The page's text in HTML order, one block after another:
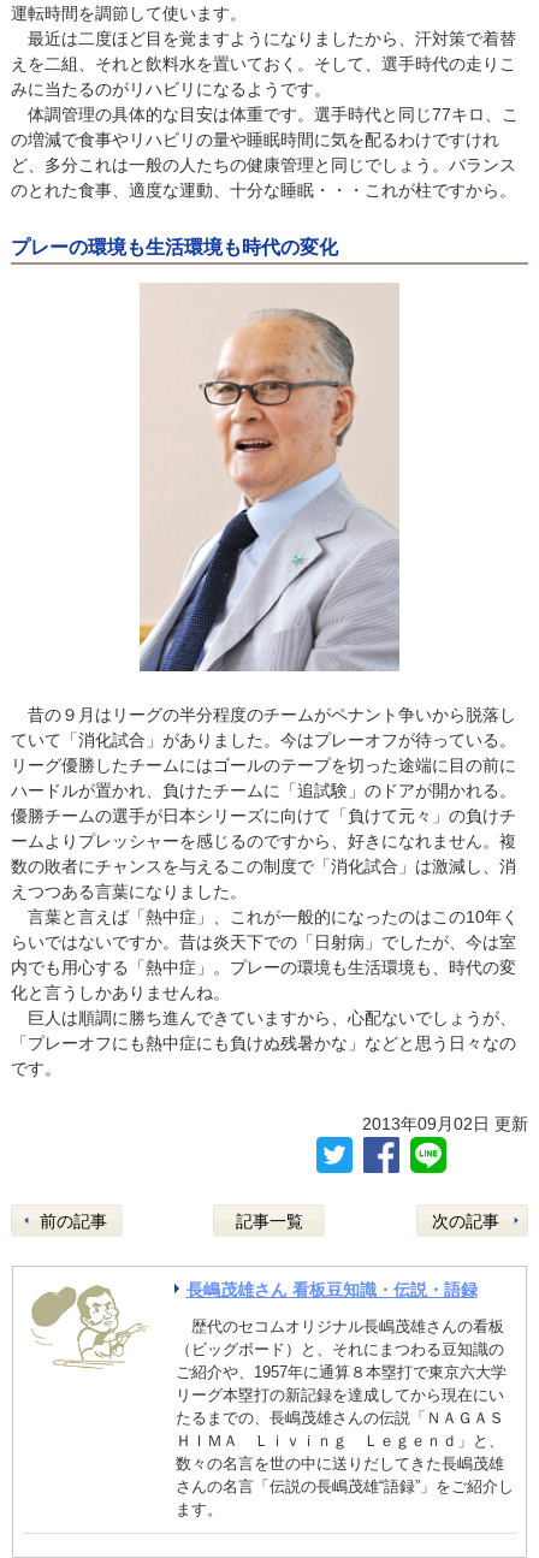
運転時間を調節して使います。
最近は二度ほど目を覚ますようになりましたから、汗対策で着替
えを二組、それと飲料水を置いておく。そして、選手時代の走りこ
みに当たるのがリハビリになるようです。
体調管理の具体的な目安は体重です。選手時代と同じ77キロ、こ
の増減で食事やリハビリの量や睡眠時間に気を配るわけですけれ
ど、多分これは一般の人たちの健康管理と同じでしょう。バランス
のとれた食事、適度な運動、十分な睡眠・・・これが柱ですから。
プレーの環境も生活環境も時代の変化
昔の９月はリーグの半分程度のチームがペナント争いから脱落し
ていて「消化試合」がありました。今はプレーオフが待っている。
リーグ優勝したチームにはゴールのテープを切った途端に目の前に
ハードルが置かれ、負けたチームに「追試験」のドアが開かれる。
優勝チームの選手が日本シリーズに向けて「負けて元々」の負けチ
ームよりプレッシャーを感じるのですから、好きになれません。複
数の敗者にチャンスを与えるこの制度で「消化試合」は激減し、消
えつつある言葉になりました。
言葉と言えば「熱中症」、これが一般的になったのはこの10年く
らいではないですか。昔は炎天下での「日射病」でしたが、今は室
内でも用心する「熱中症」。プレーの環境も生活環境も、時代の変
化と言うしかありませんね。
巨人は順調に勝ち進んできていますから、心配ないでしょうが、
「プレーオフにも熱中症にも負けぬ残暑かな」などと思う日々なの
です。
2013年09月02日 更新
前の記事 記事一覧 次の記事
長嶋茂雄さん 看板豆知識・伝説・語録
歴代のセコムオリジナル長嶋茂雄さんの看板
（ビッグボード）と、それにまつわる豆知識の
ご紹介や、1957年に通算８本塁打で東京六大学
リーグ本塁打の新記録を達成してから現在にい
たるまでの、長嶋茂雄さんの伝説「ＮＡＧＡＳ
ＨＩＭＡ Ｌｉｖｉｎｇ Ｌｅｇｅｎｄ」と、
数々の名言を世の中に送りだしてきた長嶋茂雄
さんの名言「伝説の長嶋茂雄“語録”」をご紹介し
ます。